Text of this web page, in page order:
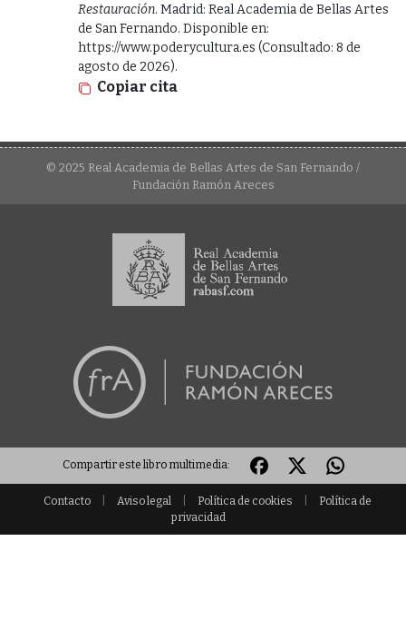
Restauración. Madrid: Real Academia de Bellas Artes
de San Fernando. Disponible en:
https://www.poderycultura.es (Consultado: 8 de
agosto de 2026).
Copiar cita
© 2025 Real Academia de Bellas Artes de San Fernando /
Fundación Ramón Areces
Compartir este libro multimedia:
Contacto Aviso legal Política de cookies
Política de
privacidad